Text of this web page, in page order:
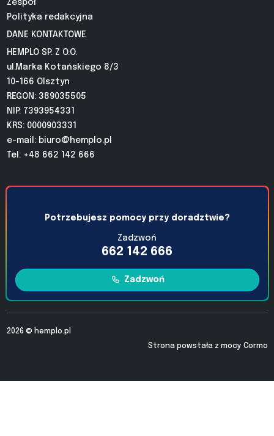
Zespół
Polityka redakcyjna
DANE KONTAKTOWE
HEMPLO SP. Z O.O.
ul.Marka Kotańskiego 8/3
10-166 Olsztyn
REGON: 389035505
NIP: 7393954331
KRS: 0000903331
e-mail: biuro@hemplo.pl
Tel: +48 662 142 666
Potrzebujesz pomocy przy doradztwie?
Zadzwoń
662 142 666
Zadzwoń
2026 © hemplo.pl
Strona powstała z mocy Cormo